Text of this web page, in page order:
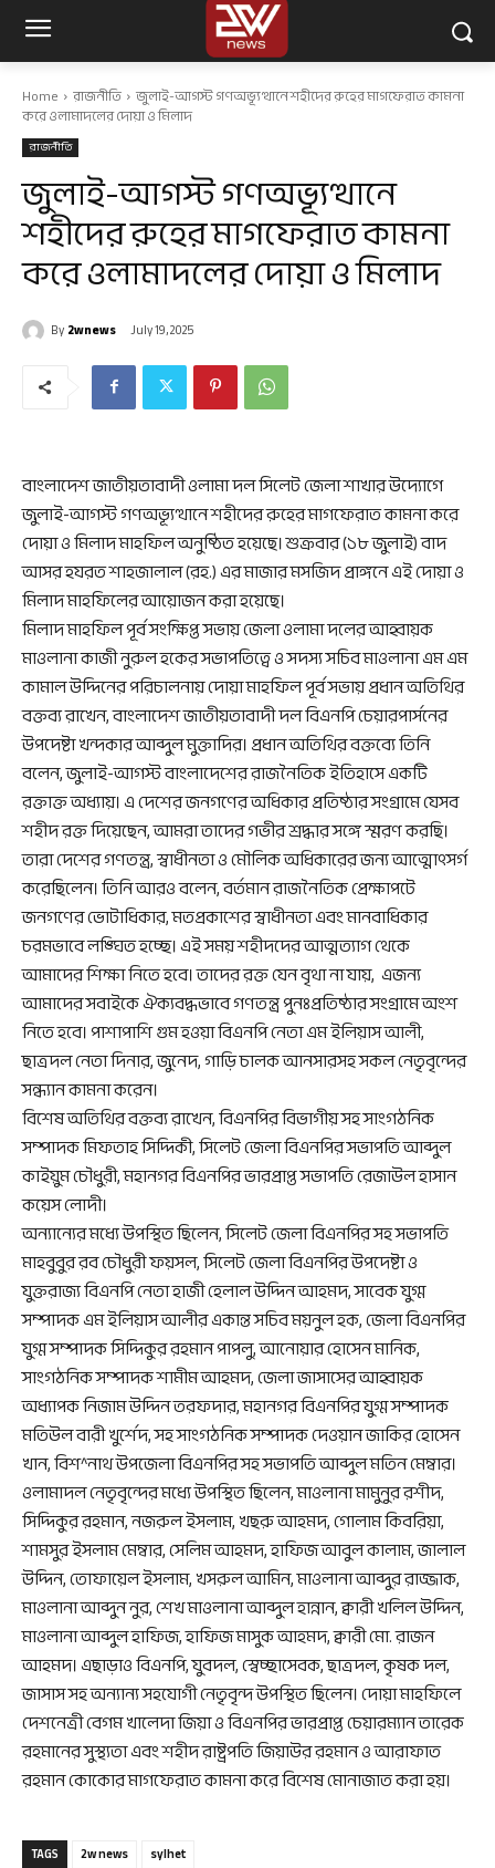
Home রাজনীতি জুলাই-আগস্ট গণঅভ্যূত্থানে শহীদের রুহের মাগফেরাত কামনা
করে ওলামাদলের দোয়া ও মিলাদ
রাজনীতি
জুলাই-আগস্ট গণঅভ্যূত্থানে
শহীদের রুহের মাগফেরাত কামনা
করে ওলামাদলের দোয়া ও মিলাদ
By2wnews July 19, 2025
বাংলাদেশ জাতীয়তাবাদী ওলামা দল সিলেট জেলা শাখার উদ্যোগে
জুলাই-আগস্ট গণঅভ্যূত্থানে শহীদের রুহের মাগফেরাত কামনা করে
দোয়া ও মিলাদ মাহফিল অনুষ্ঠিত হয়েছে। শুক্রবার (১৮ জুলাই) বাদ
আসর হযরত শাহজালাল (রহ.) এর মাজার মসজিদ প্রাঙ্গনে এই দোয়া ও
মিলাদ মাহফিলের আয়োজন করা হয়েছে।
মিলাদ মাহফিল পূর্ব সংক্ষিপ্ত সভায় জেলা ওলামা দলের আহ্বায়ক
মাওলানা কাজী নুরুল হকের সভাপতিত্বে ও সদস্য সচিব মাওলানা এম এম
কামাল উদ্দিনের পরিচালনায় দোয়া মাহফিল পূর্ব সভায় প্রধান অতিথির
বক্তব্য রাখেন, বাংলাদেশ জাতীয়তাবাদী দল বিএনপি চেয়ারপার্সনের
উপদেষ্টা খন্দকার আব্দুল মুক্তাদির। প্রধান অতিথির বক্তব্যে তিনি
বলেন, জুলাই-আগস্ট বাংলাদেশের রাজনৈতিক ইতিহাসে একটি
রক্তাক্ত অধ্যায়। এ দেশের জনগণের অধিকার প্রতিষ্ঠার সংগ্রামে যেসব
শহীদ রক্ত দিয়েছেন, আমরা তাদের গভীর শ্রদ্ধার সঙ্গে স্মরণ করছি।
তারা দেশের গণতন্ত্র, স্বাধীনতা ও মৌলিক অধিকারের জন্য আত্মোৎসর্গ
করেছিলেন। তিনি আরও বলেন, বর্তমান রাজনৈতিক প্রেক্ষাপটে
জনগণের ভোটাধিকার, মতপ্রকাশের স্বাধীনতা এবং মানবাধিকার
চরমভাবে লঙ্ঘিত হচ্ছে। এই সময় শহীদদের আত্মত্যাগ থেকে
আমাদের শিক্ষা নিতে হবে। তাদের রক্ত যেন বৃথা না যায়, এজন্য
আমাদের সবাইকে ঐক্যবদ্ধভাবে গণতন্ত্র পুনঃপ্রতিষ্ঠার সংগ্রামে অংশ
নিতে হবে। পাশাপাশি গুম হওয়া বিএনপি নেতা এম ইলিয়াস আলী,
ছাত্রদল নেতা দিনার, জুনেদ, গাড়ি চালক আনসারসহ সকল নেতৃবৃন্দের
সন্ধ্যান কামনা করেন।
বিশেষ অতিথির বক্তব্য রাখেন, বিএনপির বিভাগীয় সহ সাংগঠনিক
সম্পাদক মিফতাহ সিদ্দিকী, সিলেট জেলা বিএনপির সভাপতি আব্দুল
কাইয়ুম চৌধুরী, মহানগর বিএনপির ভারপ্রাপ্ত সভাপতি রেজাউল হাসান
কয়েস লোদী।
অন্যান্যের মধ্যে উপস্থিত ছিলেন, সিলেট জেলা বিএনপির সহ সভাপতি
মাহবুবুর রব চৌধুরী ফয়সল, সিলেট জেলা বিএনপির উপদেষ্টা ও
যুক্তরাজ্য বিএনপি নেতা হাজী হেলাল উদ্দিন আহমদ, সাবেক যুগ্ম
সম্পাদক এম ইলিয়াস আলীর একান্ত সচিব ময়নুল হক, জেলা বিএনপির
যুগ্ম সম্পাদক সিদ্দিকুর রহমান পাপলু, আনোয়ার হোসেন মানিক,
সাংগঠনিক সম্পাদক শামীম আহমদ, জেলা জাসাসের আহ্বায়ক
অধ্যাপক নিজাম উদ্দিন তরফদার, মহানগর বিএনপির যুগ্ম সম্পাদক
মতিউল বারী খুর্শেদ, সহ সাংগঠনিক সম্পাদক দেওয়ান জাকির হোসেন
খান, বিশ^নাথ উপজেলা বিএনপির সহ সভাপতি আব্দুল মতিন মেম্বার।
ওলামাদল নেতৃবৃন্দের মধ্যে উপস্থিত ছিলেন, মাওলানা মামুনুর রশীদ,
সিদ্দিকুর রহমান, নজরুল ইসলাম, খছরু আহমদ, গোলাম কিবরিয়া,
শামসুর ইসলাম মেম্বার, সেলিম আহমদ, হাফিজ আবুল কালাম, জালাল
উদ্দিন, তোফায়েল ইসলাম, খসরুল আমিন, মাওলানা আব্দুর রাজ্জাক,
মাওলানা আব্দুন নুর, শেখ মাওলানা আব্দুল হান্নান, ক্বারী খলিল উদ্দিন,
মাওলানা আব্দুল হাফিজ, হাফিজ মাসুক আহমদ, ক্বারী মো. রাজন
আহমদ। এছাড়াও বিএনপি, যুবদল, স্বেচ্ছাসেবক, ছাত্রদল, কৃষক দল,
জাসাস সহ অন্যান্য সহযোগী নেতৃবৃন্দ উপস্থিত ছিলেন। দোয়া মাহফিলে
দেশনেত্রী বেগম খালেদা জিয়া ও বিএনপির ভারপ্রাপ্ত চেয়ারম্যান তারেক
রহমানের সুস্থ্যতা এবং শহীদ রাষ্ট্রপতি জিয়াউর রহমান ও আরাফাত
রহমান কোকোর মাগফেরাত কামনা করে বিশেষ মোনাজাত করা হয়।
TAGS 2w news sylhet